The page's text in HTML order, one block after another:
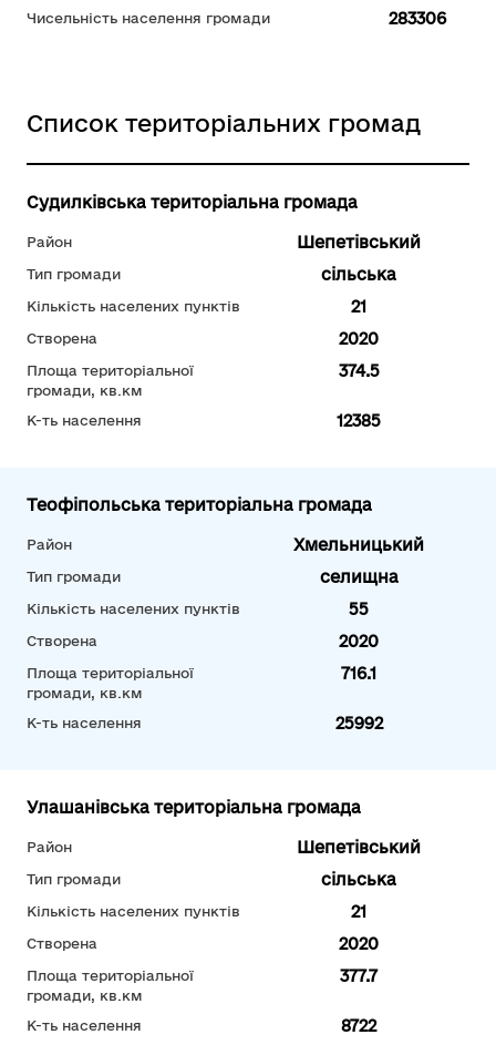
Чисельність населення громади 283306
Список територіальних громад
Судилківська територіальна громада
Район Шепетівський
Тип громади сільська
Кількість населених пунктів 21
Створена 2020
Площа територіальної
громади, кв.км
374.5
К-ть населення 12385
Теофіпольська територіальна громада
Район Хмельницький
Тип громади селищна
Кількість населених пунктів 55
Створена 2020
Площа територіальної
громади, кв.км
716.1
К-ть населення 25992
Улашанівська територіальна громада
Район Шепетівський
Тип громади сільська
Кількість населених пунктів 21
Створена 2020
Площа територіальної
громади, кв.км
377.7
К-ть населення 8722